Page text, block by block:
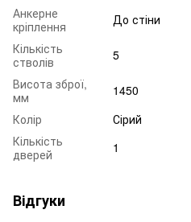
Анкерне
кріплення
До стіни
Кількість
стволів
5
Висота зброї,
мм
1450
Колір
Сірий
Кількість
дверей
1
Відгуки